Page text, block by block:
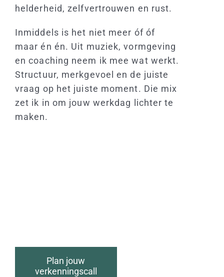
helderheid, zelfvertrouwen en rust.
Inmiddels is het niet meer óf óf
maar én én. Uit muziek, vormgeving
en coaching neem ik mee wat werkt.
Structuur, merkgevoel en de juiste
vraag op het juiste moment. Die mix
zet ik in om jouw werkdag lichter te
maken.
Plan jouw
verkenningscall